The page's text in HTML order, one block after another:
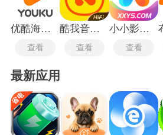
优酷海外版
查看
酷我音乐盒2014旧版
查看
小小影视电影
查看
最新应用